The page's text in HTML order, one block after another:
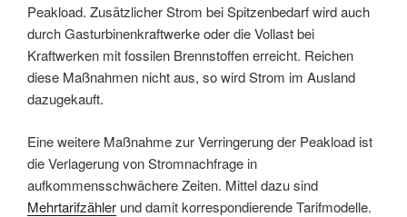
Peakload. Zusätzlicher Strom bei Spitzenbedarf wird auch
durch Gasturbinenkraftwerke oder die Vollast bei
Kraftwerken mit fossilen Brennstoffen erreicht. Reichen
diese Maßnahmen nicht aus, so wird Strom im Ausland
dazugekauft.
Eine weitere Maßnahme zur Verringerung der Peakload ist
die Verlagerung von Stromnachfrage in
aufkommensschwächere Zeiten. Mittel dazu sind
Mehrtarifzähler und damit korrespondierende Tarifmodelle.